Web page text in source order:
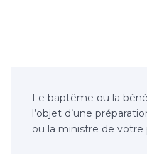
Le baptême ou la
l’objet d’une
ou la ministre de votre